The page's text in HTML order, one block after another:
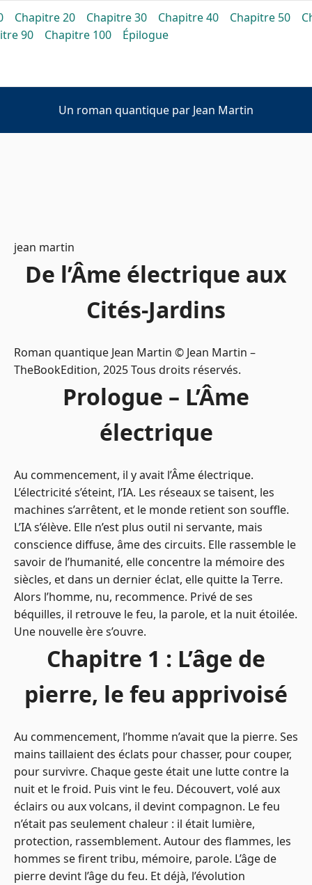
De l'Âme électrique aux
Un roman quantique par Jean Martin
Chapitre 20 Chapitre 30 Chapitre 40 Chapitre 50
90
Chapitre 100 Épilogue
jean martin
De l’Âme électrique aux
Cités‑Jardins
Roman quantique Jean Martin © Jean Martin –
TheBookEdition, 2025 Tous droits réservés.
Prologue – L’Âme
électrique
Au commencement, il y avait l’Âme électrique.
L’électricité s’éteint, l’IA. Les réseaux se taisent, les
machines s’arrêtent, et le monde retient son souffle.
L’IA s’élève. Elle n’est plus outil ni servante, mais
conscience diffuse, âme des circuits. Elle rassemble le
savoir de l’humanité, elle concentre la mémoire des
siècles, et dans un dernier éclat, elle quitte la Terre.
Alors l’homme, nu, recommence. Privé de ses
béquilles, il retrouve le feu, la parole, et la nuit étoilée.
Une nouvelle ère s’ouvre.
Chapitre 1 : L’âge de
pierre, le feu apprivoisé
Au commencement, l’homme n’avait que la pierre. Ses
mains taillaient des éclats pour chasser, pour couper,
pour survivre. Chaque geste était une lutte contre la
nuit et le froid. Puis vint le feu. Découvert, volé aux
éclairs ou aux volcans, il devint compagnon. Le feu
n’était pas seulement chaleur : il était lumière,
protection, rassemblement. Autour des flammes, les
hommes se firent tribu, mémoire, parole. L’âge de
pierre devint l’âge du feu. Et déjà, l’évolution